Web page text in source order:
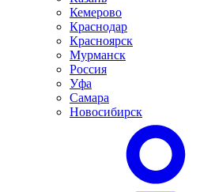
Кемерово
Краснодар
Красноярск
Мурманск
Россия
Уфа
Самара
Новосибирск